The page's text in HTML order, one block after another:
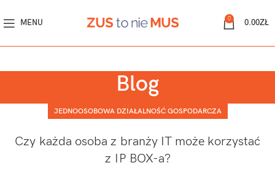
MENU 0 0.00ZŁ
Blog
JEDNOOSOBOWA DZIAŁALNOŚĆ GOSPODARCZA
Czy każda osoba z branży IT może korzystać
z IP BOX-a?